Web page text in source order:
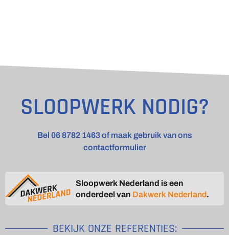
SLOOPWERK NODIG?
Bel 06 8782 1463 of maak gebruik van ons
contactformulier
Sloopwerk Nederland is een
onderdeel van Dakwerk Nederland.
BEKIJK ONZE REFERENTIES: